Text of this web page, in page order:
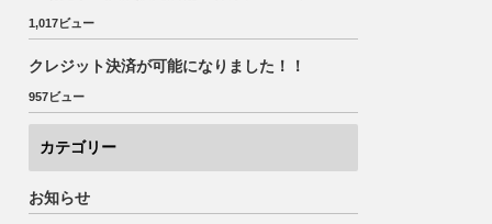
1,017ビュー
クレジット決済が可能になりました！！
957ビュー
カテゴリー
お知らせ